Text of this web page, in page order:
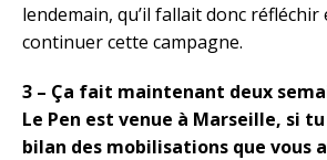
lendemain, qu’il fallait donc réfléchir
continuer cette campagne.
3 – Ça fait maintenant deux
Le Pen est venue à Marseille, si
bilan des mobilisations que vous